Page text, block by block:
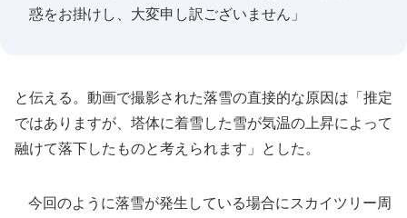
惑をお掛けし、大変申し訳ございません」
と伝える。動画で撮影された落雪の直接的な原因は「推定
ではありますが、塔体に着雪した雪が気温の上昇によって
融けて落下したものと考えられます」とした。
今回のように落雪が発生している場合にスカイツリー周